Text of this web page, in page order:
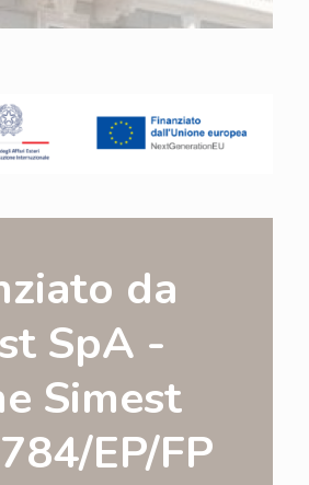
da
SpA -
Simest
EP/FP